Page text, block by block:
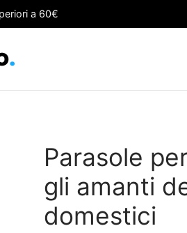
a 60€
Parasole
gli amanti
domestici